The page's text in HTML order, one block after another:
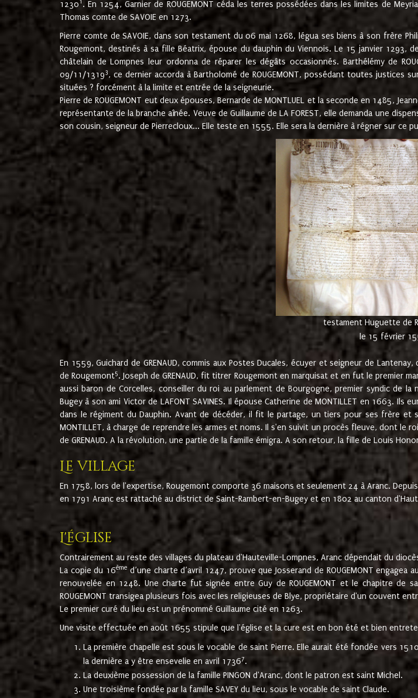
12301 . En 1254, Garnier de ROUGEMONT céda les terres possédées dans les limites de
Thomas comte de SAVOIE en 1273.
Pierre comte de SAVOIE, dans son testament du 06 mai 1268, légua ses biens à son frère
Rougemont, destinés à sa fille Béatrix, épouse du dauphin du Viennois. Le 15 janvier 1293,
châtelain de Lompnes leur ordonna de réparer les dégâts occasionnés. Barthélémy de
09/11/13193, ce dernier accorda à Bartholomé de ROUGEMONT, possédant toutes
situées ? forcément à la limite et entrée de la seigneurie.
Pierre de ROUGEMONT eut deux épouses, Bernarde de MONTLUEL et la seconde en 1485,
représentante de la branche aînée. Veuve de Guillaume de LA FOREST, elle demanda une
son cousin, seigneur de Pierrecloux... Elle teste en 1555. Elle sera la dernière à régner sur ce
testament Huguette de
le 15 février
En 1559, Guichard de GRENAUD, commis aux Postes Ducales, écuyer et seigneur de
de Rougemont5. Joseph de GRENAUD, fit titrer Rougemont en marquisat et en fut le premier
aussi baron de Corcelles, conseiller du roi au parlement de Bourgogne, premier syndic de
Bugey à son ami Victor de LAFONT SAVINES. Il épouse Catherine de MONTILLET en 1663.
dans le régiment du Dauphin. Avant de décéder, il fit le partage, un tiers pour ses frère et
MONTILLET, à charge de reprendre les armes et noms. Il s'en suivit un procès fleuve, dont le
de GRENAUD. A la révolution, une partie de la famille émigra. A son retour, la fille de Louis
Le village
En 1758, lors de l'expertise, Rougemont comporte 36 maisons et seulement 24 à Aranc.
en 1791 Aranc est rattaché au district de Saint-Rambert-en-Bugey et en 1802 au canton
L'église
Contrairement au reste des villages du plateau d'Hauteville-Lompnes, Aranc dépendait du
La copie du 16ème d’une charte d’avril 1247, prouve que Josserand de ROUGEMONT
renouvelée en 1248. Une charte fut signée entre Guy de ROUGEMONT et le chapitre de
ROUGEMONT transigea plusieurs fois avec les religieuses de Blye, propriétaire d'un couvent
Le premier curé du lieu est un prénommé Guillaume cité en 1263.
Une visite effectuée en août 1655 stipule que l'église et la cure est en bon été et bien
La première chapelle est sous le vocable de saint Pierre. Elle aurait été fondée vers 1510
la dernière a y être ensevelie en avril 17367.
La deuxième possession de la famille PINGON d'Aranc, dont le patron est saint Michel.
Une troisième fondée par la famille SAVEY du lieu, sous le vocable de saint Claude.